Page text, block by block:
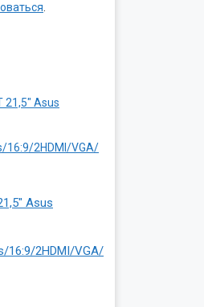
Asus
16:9/2HDMI/VGA/